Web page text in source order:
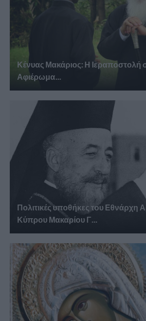
Κένυας Μακάριος: Η Ιεραποστολή
Αφιέρωμα...
Πολιτικές υποθήκες του Εθνάρχη
Κύπρου Μακαρίου Γ...